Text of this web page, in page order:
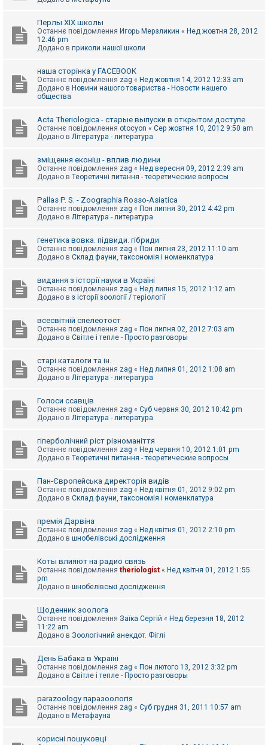
Перлы ХІХ школы
Останнє повідомлення Игорь Мерзликин « Нед жовтня 28, 2012
12:46 pm
Додано в приколи нашої школи
наша сторінка у FACEBOOK
Останнє повідомлення zag « Нед жовтня 14, 2012 12:33 am
Додано в Новини нашого товариства - Новости нашего
общества
Acta Theriologica - старые выпуски в открытом доступе
Останнє повідомлення otocyon « Сер жовтня 10, 2012 9:50 am
Додано в Література - литература
зміщення еконіш - вплив людини
Останнє повідомлення zag « Нед вересня 09, 2012 2:39 am
Додано в Теоретичні питання - теоретические вопросы
Pallas P. S. - Zoographia Rosso-Asiatica
Останнє повідомлення zag « Пон липня 30, 2012 4:42 pm
Додано в Література - литература
генетика вовка. підвиди. гібриди
Останнє повідомлення zag « Пон липня 23, 2012 11:10 am
Додано в Склад фауни, таксономія і номенклатура
видання з історії науки в Україні
Останнє повідомлення zag « Нед липня 15, 2012 1:12 am
Додано в з історії зоології / теріології
всесвітній спелеотост
Останнє повідомлення zag « Пон липня 02, 2012 7:03 am
Додано в Світле і тепле - Просто разговоры
старі каталоги та ін.
Останнє повідомлення zag « Нед липня 01, 2012 1:08 am
Додано в Література - литература
Голоси ссавців
Останнє повідомлення zag « Суб червня 30, 2012 10:42 pm
Додано в Література - литература
гіперболічний ріст різноманіття
Останнє повідомлення zag « Нед червня 10, 2012 1:01 pm
Додано в Теоретичні питання - теоретические вопросы
Пан-Європейська директорія видів
Останнє повідомлення zag « Нед квітня 01, 2012 9:02 pm
Додано в Склад фауни, таксономія і номенклатура
премія Дарвіна
Останнє повідомлення zag « Нед квітня 01, 2012 2:10 pm
Додано в шнобелівські дослідження
Коты влияют на радио связь
Останнє повідомлення theriologist « Нед квітня 01, 2012 1:55
pm
Додано в шнобелівські дослідження
Щоденник зоолога
Останнє повідомлення Заїка Сергій « Нед березня 18, 2012
11:22 am
Додано в Зоологічний анекдот. Фіглі
День Бабака в Україні
Останнє повідомлення zag « Пон лютого 13, 2012 3:32 pm
Додано в Світле і тепле - Просто разговоры
parazoology паразоологія
Останнє повідомлення zag « Суб грудня 31, 2011 10:57 am
Додано в Метафауна
корисні пошуковці